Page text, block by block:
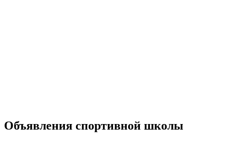
Объявления спортивной школы